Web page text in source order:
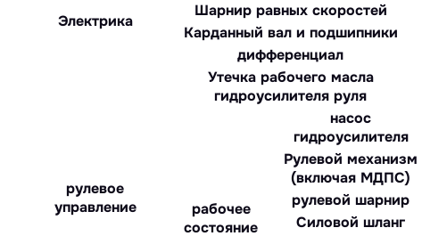
Электрика
Шарнир равных скоростей
Карданный вал и подшипники
дифференциал
рулевое
управление
Утечка рабочего масла
гидроусилителя руля
рабочее
состояние
насос
гидроусилителя
Рулевой механизм
(включая МДПС)
рулевой шарнир
Силовой шланг